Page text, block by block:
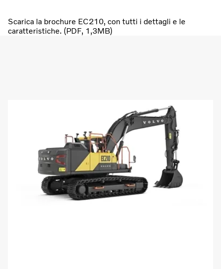
Scarica la brochure EC210, con tutti i dettagli e le
caratteristiche. (PDF, 1,3MB)